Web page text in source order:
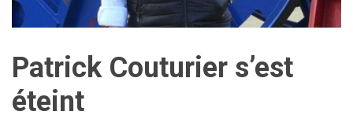
Patrick Couturier s’est
éteint